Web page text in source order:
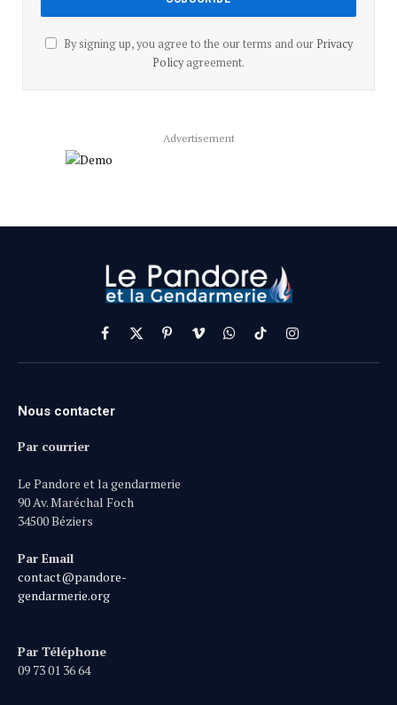
By signing up, you agree to the our terms and our Privacy
Policyagreement.
Advertisement
Facebook
X
(Twitter)
PinterestVimeoWhatsApp
TikTokInstagram
Nous contacter
Par courrier
Le Pandore et la gendarmerie
90 Av. Maréchal Foch
34500 Béziers
Par Email
contact@pandore-
gendarmerie.org
Par Téléphone
09 73 01 36 64